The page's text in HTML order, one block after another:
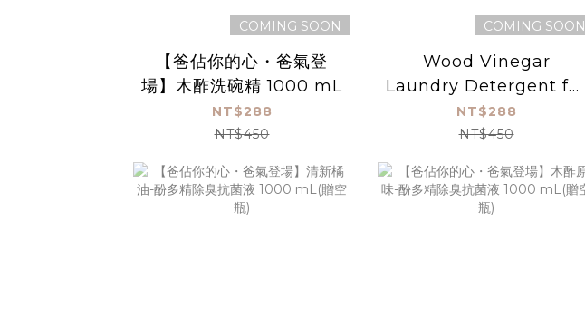
COMING SOON
【爸佔你的心・爸氣登
場】木酢洗碗精 1000 mL
NT$288
NT$450
COMING SOON
Wood Vinegar
Laundry Detergent for
Sportswear
1000g【#30812】
NT$288
NT$450